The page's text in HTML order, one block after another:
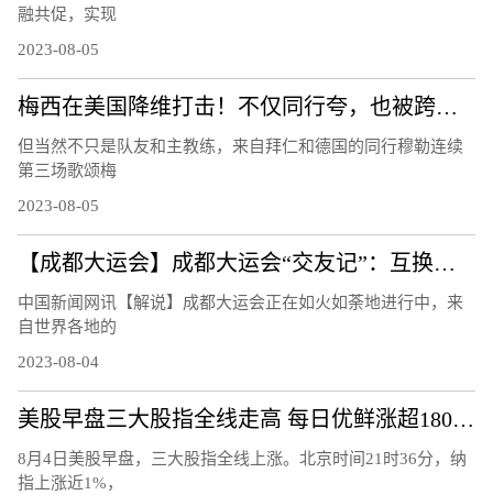
融共促，实现
2023-08-05
梅西在美国降维打击！不仅同行夸，也被跨界名人们歌颂！
但当然不只是队友和主教练，来自拜仁和德国的同行穆勒连续
第三场歌颂梅
2023-08-05
【成都大运会】成都大运会“交友记”：互换徽章成潮流
中国新闻网讯【解说】成都大运会正在如火如荼地进行中，来
自世界各地的
2023-08-04
美股早盘三大股指全线走高 每日优鲜涨超180%触发熔断
8月4日美股早盘，三大股指全线上涨。北京时间21时36分，纳
指上涨近1%，